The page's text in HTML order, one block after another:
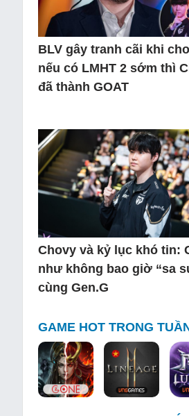
BLV gây tranh cãi khi
nếu có LMHT 2 sớm thì
đã thành GOAT
Chovy và kỷ lục khó tin:
như không bao giờ “sa
cùng Gen.G
GAME HOT TRONG